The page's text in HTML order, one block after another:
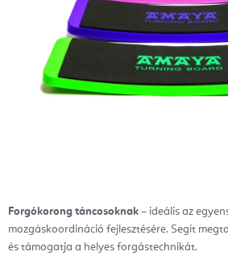
Forgókorong táncosoknak – ideális az
mozgáskoordináció fejlesztésére. Segít
és támogatja a helyes forgástechnikát.